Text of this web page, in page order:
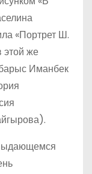
«Портрет Ш.
этой же
Иманбек